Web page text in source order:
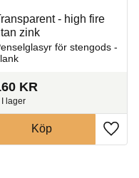
- high fire
zink
för stengods -
KR
Lägg
I lager
Köp